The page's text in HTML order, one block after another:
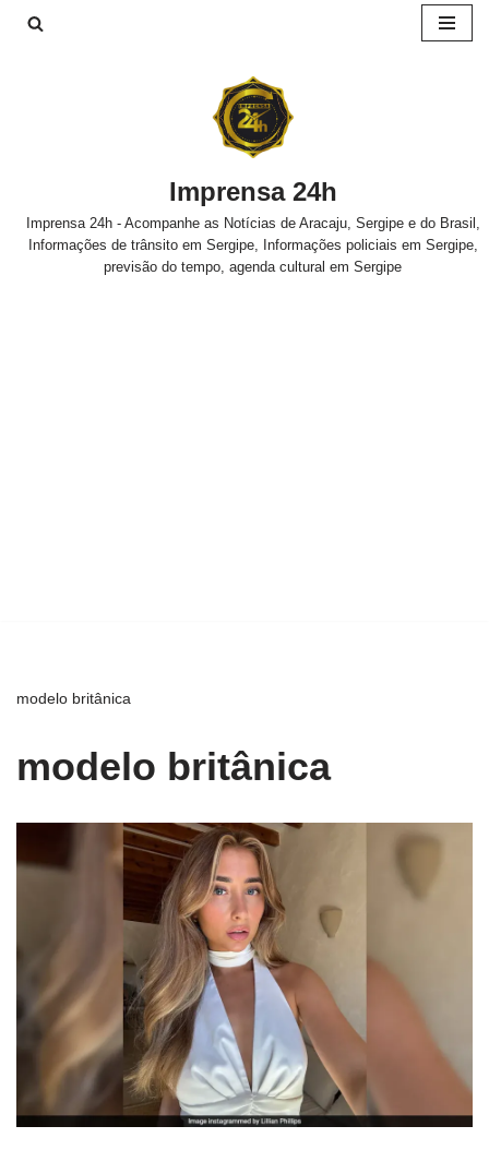
Imprensa 24h
Imprensa 24h - Acompanhe as Notícias de Aracaju, Sergipe e do Brasil,
Informações de trânsito em Sergipe, Informações policiais em Sergipe,
previsão do tempo, agenda cultural em Sergipe
modelo britânica
modelo britânica